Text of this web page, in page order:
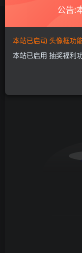
文章0 收藏0
发布 0
公告:
本站已启动 头像框功
本站已启用 抽奖福利